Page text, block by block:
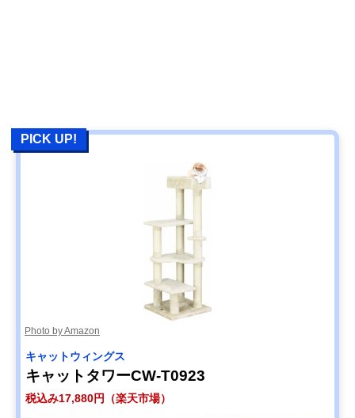
PICK UP!
Photo by Amazon
キャットウィングス
キャットタワーCW-T0923
税込み17,880円（楽天市場）